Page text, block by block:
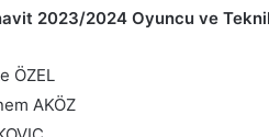
2023/2024 Oyuncu ve
ÖZEL
AKÖZ